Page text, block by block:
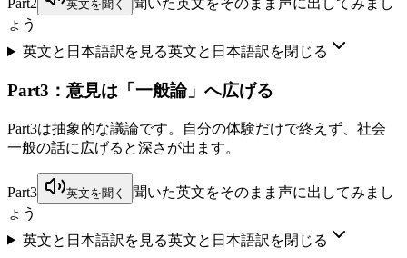
Part2 英文を聞く
聞いた英文をそのまま声に出してみまし
ょう
英文と日本語訳を見る英文と日本語訳を閉じる
Part3：意見は「一般論」へ広げる
Part3は抽象的な議論です。自分の体験だけで終えず、社会
一般の話に広げると深さが出ます。
Part3 英文を聞く
聞いた英文をそのまま声に出してみまし
ょう
英文と日本語訳を見る英文と日本語訳を閉じる